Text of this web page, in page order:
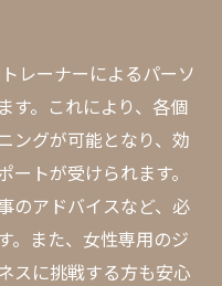
レーナーによるパーソ
す。これにより、各個
ングが可能となり、効
トが受けられます。
のアドバイスなど、必
。また、女性専用のジ
スに挑戦する方も安心